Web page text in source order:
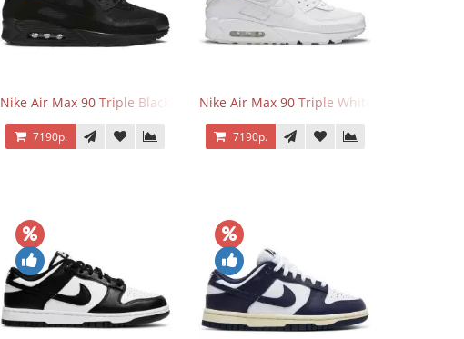
x Air Force 1 Low Eyes
Nike Air Max 90 Triple Black
7190р.
Nike Air Max 90 Triple White
7190р.